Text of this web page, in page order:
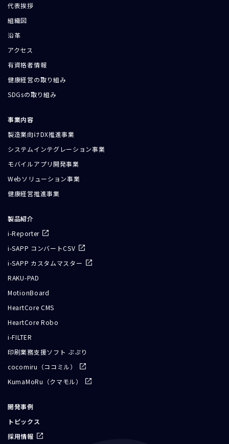
代表挨拶
組織図
沿革
アクセス
有資格者情報
健康経営の取り組み
SDGsの取り組み
事業内容
製造業向けDX推進事業
システムインテグレーション事業
モバイルアプリ開発事業
Webソリューション事業
健康経営推進事業
製品紹介
i-Reporter
i-SAPP コンバートCSV
i-SAPP カスタムマスター
RAKU-PAD
MotionBoard
HeartCore CMS
HeartCore Robo
i-FILTER
印刷業務支援ソフト ぷぷり
cocomiru（ココミル）
KumaMoRu（クマモル）
開発事例
トピックス
採用情報